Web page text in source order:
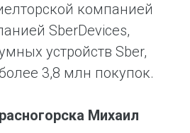
компанией
SberDevices,
устройств Sber,
3,8 млн покупок.
Михаил